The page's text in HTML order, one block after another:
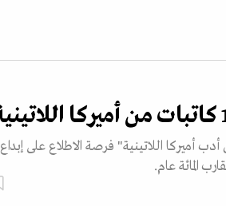
اللاتينية" فرصة الاطلاع على إبداع
المائة عام.